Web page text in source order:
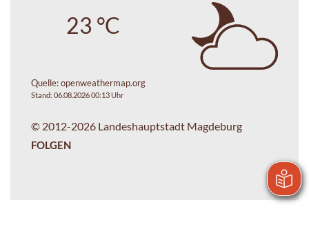
23 °C
Quelle:openweathermap.org
Stand: 06.08.2026 00:13 Uhr
© 2012-2026 Landeshauptstadt Magdeburg
FOLGEN